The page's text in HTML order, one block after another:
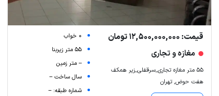
قیمت: 12,500,000,000 تومان
مغازه و تجاری
۵۵ متر مغازه تجاری_سرقفلی_زیر همکف
هفت حوض, تهران
0 خواب
55 متر زیربنا
-- متر زمین
سال ساخت --
شماره طبقه: --